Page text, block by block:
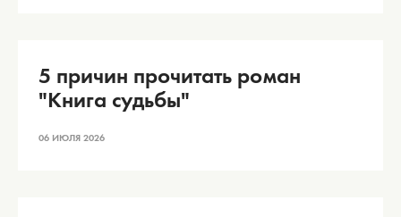
5 причин прочитать роман
"Книга судьбы"
06 ИЮЛЯ 2026